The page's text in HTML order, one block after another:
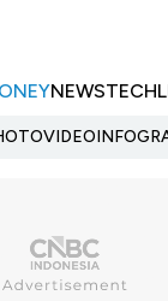
NEWSTECH
VIDEO